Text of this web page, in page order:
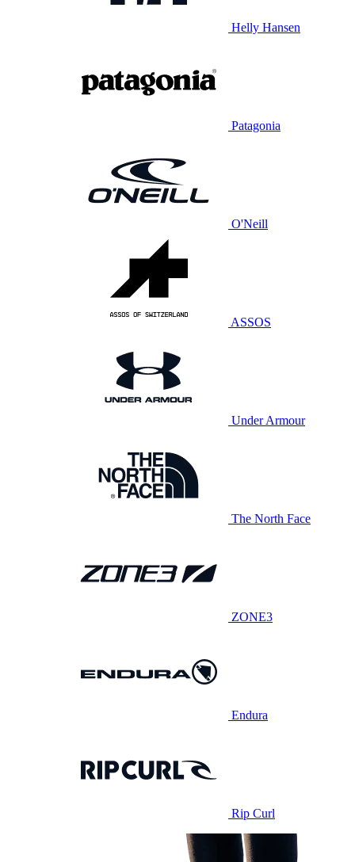
Helly Hansen
Patagonia
O'Neill
ASSOS
Under Armour
The North Face
ZONE3
Endura
Rip Curl